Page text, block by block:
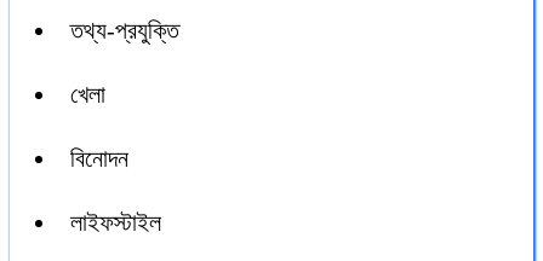
তথ্য-প্রযুক্তি
খেলা
বিনোদন
লাইফস্টাইল